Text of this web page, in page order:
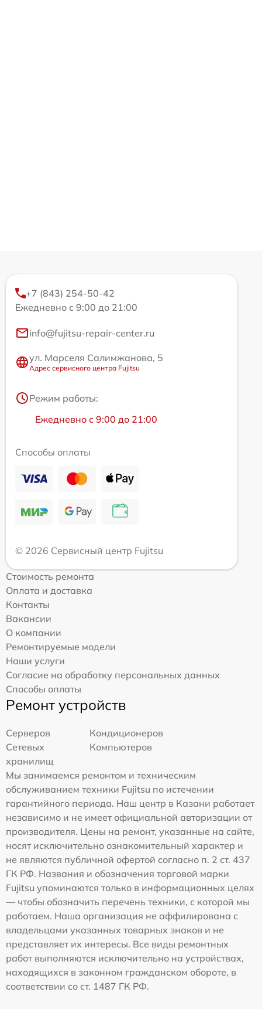
+7 (843) 254-50-42
Ежедневно с 9:00 до 21:00
info@fujitsu-repair-center.ru
ул. Марселя Салимжанова, 5
Адрес сервисного центра Fujitsu
Режим работы:
Ежедневно с 9:00 до 21:00
Способы оплаты
© 2026 Сервисный центр Fujitsu
Стоимость ремонта
Оплата и доставка
Контакты
Вакансии
О компании
Ремонтируемые модели
Наши услуги
Согласие на обработку персональных данных
Способы оплаты
Ремонт устройств
Серверов
Кондиционеров
Сетевых
хранилищ
Компьютеров
Мы занимаемся ремонтом и техническим
обслуживанием техники Fujitsu по истечении
гарантийного периода. Наш центр в Казани работает
независимо и не имеет официальной авторизации от
производителя. Цены на ремонт, указанные на сайте,
носят исключительно ознакомительный характер и
не являются публичной офертой согласно п. 2 ст. 437
ГК РФ. Названия и обозначения торговой марки
Fujitsu упоминаются только в информационных целях
— чтобы обозначить перечень техники, с которой мы
работаем. Наша организация не аффилирована с
владельцами указанных товарных знаков и не
представляет их интересы. Все виды ремонтных
работ выполняются исключительно на устройствах,
находящихся в законном гражданском обороте, в
соответствии со ст. 1487 ГК РФ.